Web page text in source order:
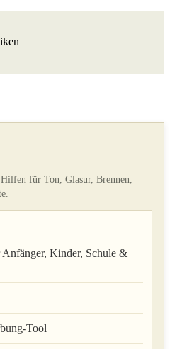
für Ton, Glasur, Brennen,
Kinder, Schule &
Tool